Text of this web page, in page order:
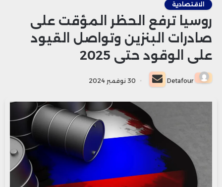
الاقتصادية
روسيا ترفع الحظر المؤقت على
صادرات البنزين وتواصل القيود
على الوقود حتى 2025
Detafour
أرسل
بريدا
إلكترونيا
30 نوفمبر 2024